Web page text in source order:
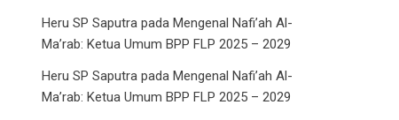
Heru SP Saputra padaMengenal Nafi’ah Al-
Ma’rab: Ketua Umum BPP FLP 2025 – 2029
Heru SP Saputra padaMengenal Nafi’ah Al-
Ma’rab: Ketua Umum BPP FLP 2025 – 2029